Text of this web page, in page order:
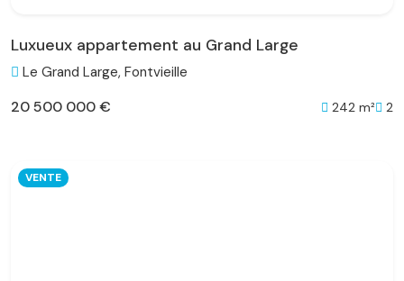
Luxueux appartement au Grand Large
Le Grand Large, Fontvieille
20 500 000 € 242 m² 2
VENTE